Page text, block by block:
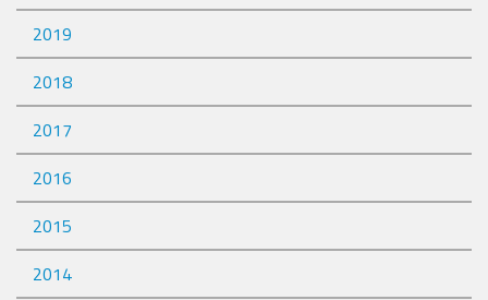
2019
2018
2017
2016
2015
2014